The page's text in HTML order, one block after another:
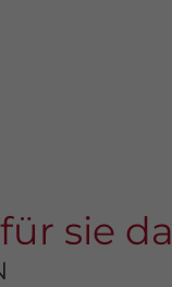
sie da